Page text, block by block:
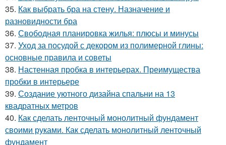
35. Как выбрать бра на стену. Назначение и
разновидности бра
36. Свободная планировка жилья: плюсы и минусы
37. Уход за посудой с декором из полимерной глины:
основные правила и советы
38. Настенная пробка в интерьерах. Преимущества
пробки в интерьере
39. Создание уютного дизайна спальни на 13
квадратных метров
40. Как сделать ленточный монолитный фундамент
своими руками. Как сделать монолитный ленточный
фундамент